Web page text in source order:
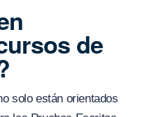
de
solo están orientados